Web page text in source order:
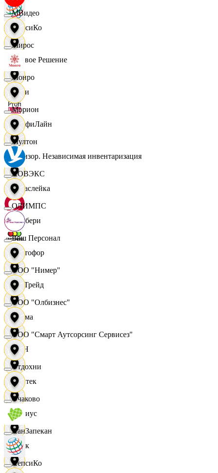
ПепсиКо
Первое Решение
Пери
ПрофиЛайн
Ревизор. Независимая инвентаризация
Саваслейка
Самбери
Светофор
СетТрейд
Сигма
СИН
Синтек
Сириус
Смак
МВидео
Мирос
Монро
Морион
Мултон
НОВЭКС
ОЛИМПС
Ваш Персонал
ООО "Нимер"
ООО "Олбизнес"
ООО "Смарт Аутсорсинг Сервисез"
Отдохни
Очаково
ПанЗапекан
ПепсиКо